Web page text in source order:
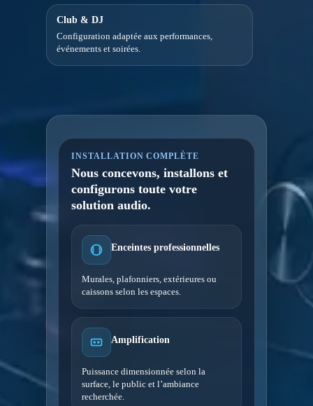
Club & DJ
Configuration adaptée aux performances,
événements et soirées.
INSTALLATION COMPLÈTE
Nous concevons, installons et
configurons toute votre
solution audio.
Enceintes professionnelles
Murales, plafonniers, extérieures ou
caissons selon les espaces.
Amplification
Puissance dimensionnée selon la
surface, le public et l’ambiance
recherchée.